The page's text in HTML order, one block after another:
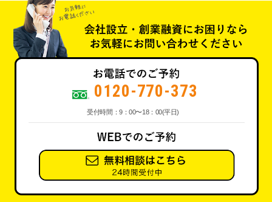
0120-770-373
受付時間：9：00〜18：00(平日)